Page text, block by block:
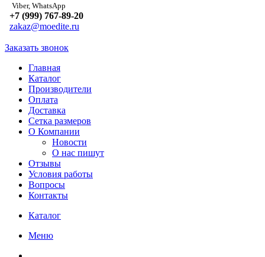
Viber, WhatsApp
+7 (999) 767-89-20
zakaz@moedite.ru
Заказать звонок
Главная
Каталог
Производители
Оплата
Доставка
Сетка размеров
О Компании
Новости
О нас пишут
Отзывы
Условия работы
Вопросы
Контакты
Каталог
Меню